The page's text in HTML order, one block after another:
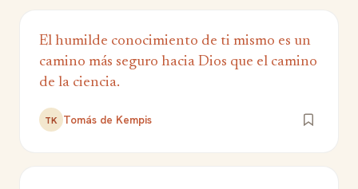
El humilde conocimiento de ti mismo es un
camino más seguro hacia Dios que el camino
de la ciencia.
TK Tomás de Kempis